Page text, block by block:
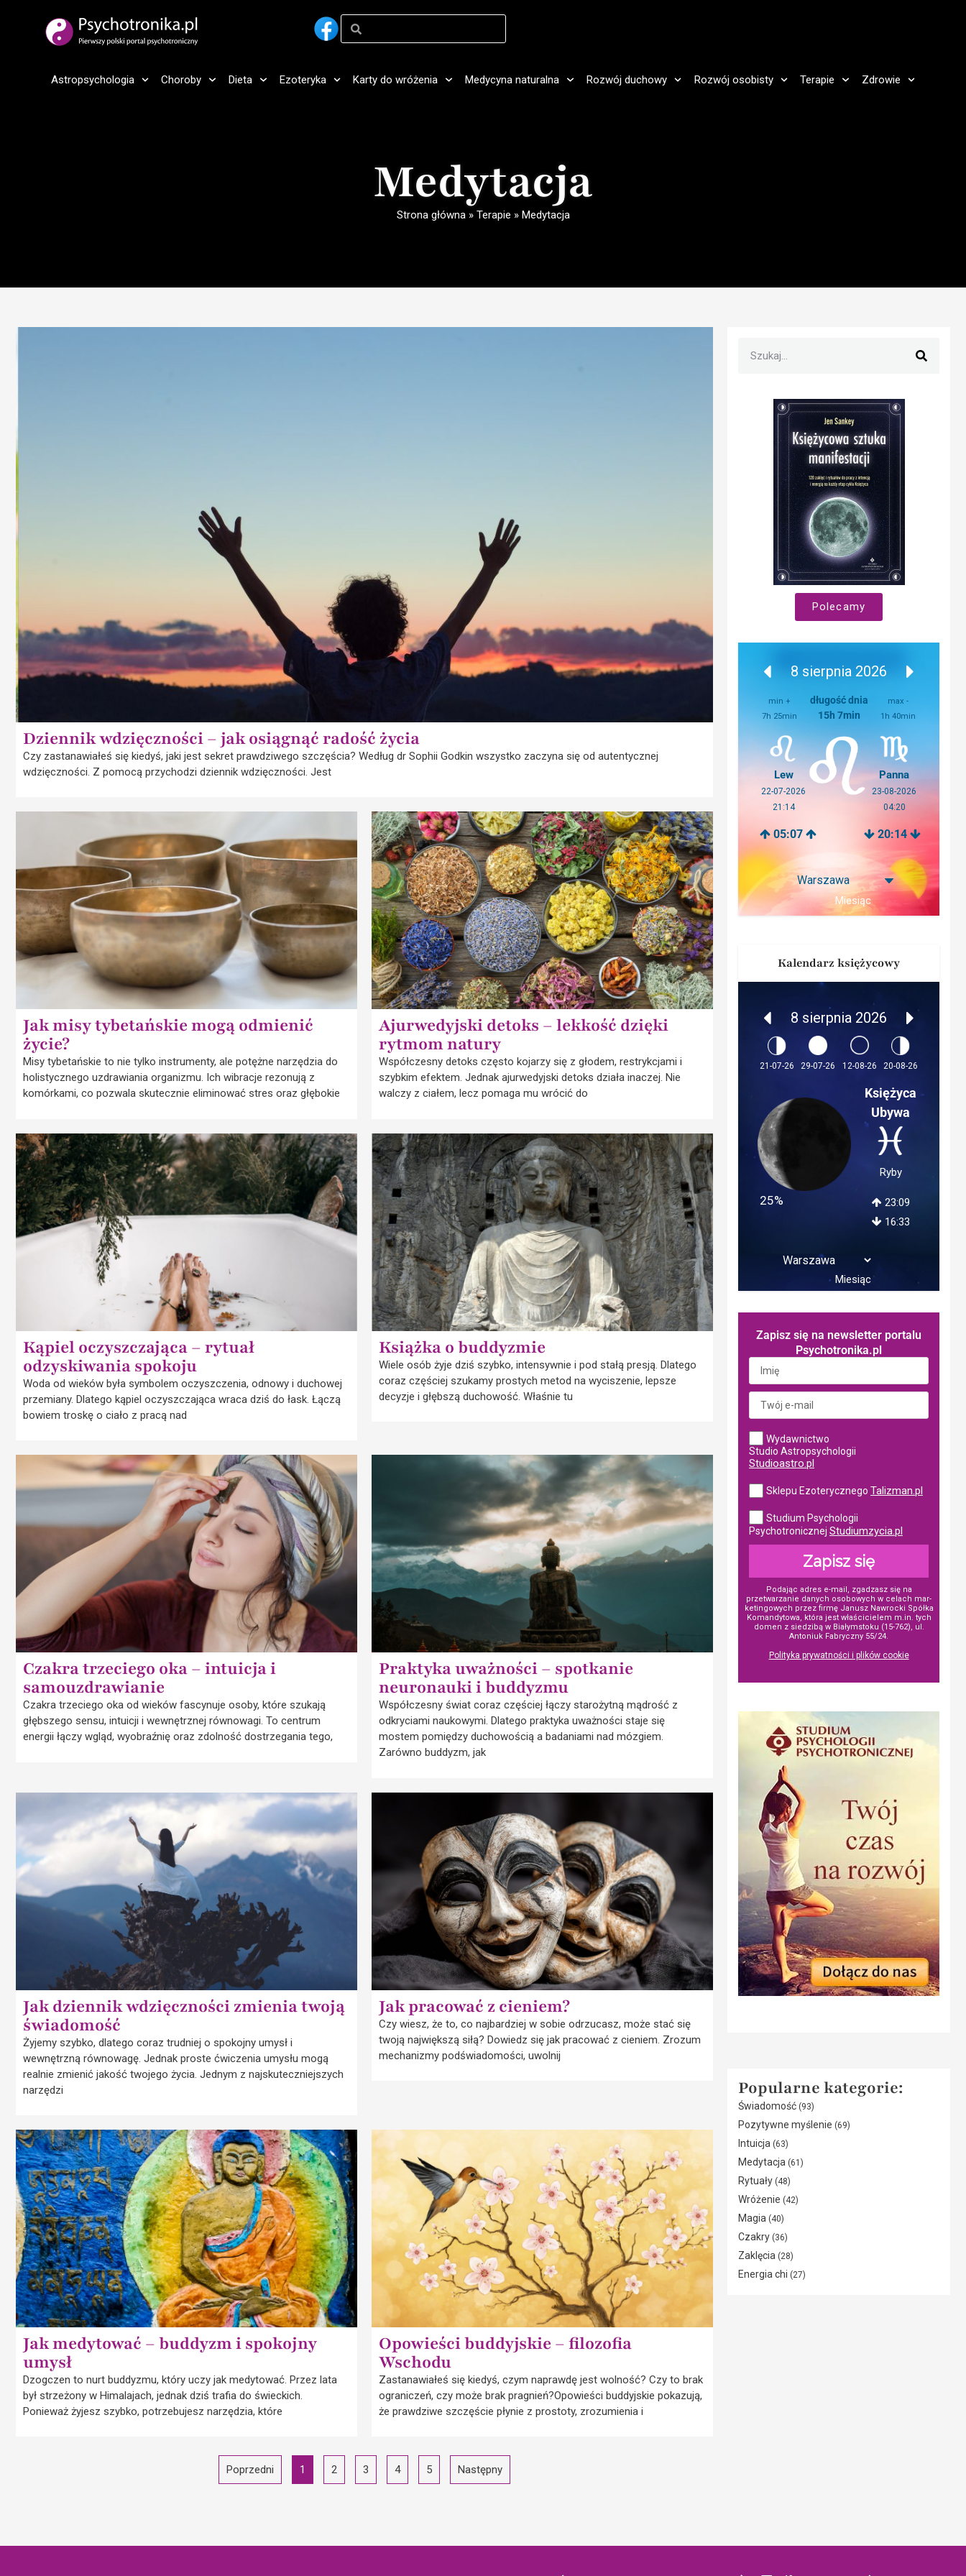
Astropsychologia Choroby Dieta Ezoteryka Karty do wróżenia Medycyna naturalna Rozwój duchowy Rozwój osobisty Terapie Zdrowie
Medytacja
Strona główna» Terapie » Medytacja
Dziennik wdzięczności – jak osiągnąć radość życia
Czy zastanawiałeś się kiedyś, jaki jest sekret prawdziwego szczęścia? Według dr Sophii Godkin wszystko zaczyna się od autentycznej
wdzięczności. Z pomocą przychodzi dziennik wdzięczności. Jest
Jak misy tybetańskie mogą odmienić
życie?
Misy tybetańskie to nie tylko instrumenty, ale potężne narzędzia do
holistycznego uzdrawiania organizmu. Ich wibracje rezonują z
komórkami, co pozwala skutecznie eliminować stres oraz głębokie
Ajurwedyjski detoks – lekkość dzięki
rytmom natury
Współczesny detoks często kojarzy się z głodem, restrykcjami i
szybkim efektem. Jednak ajurwedyjski detoks działa inaczej. Nie
walczy z ciałem, lecz pomaga mu wrócić do
Kąpiel oczyszczająca – rytuał
odzyskiwania spokoju
Woda od wieków była symbolem oczyszczenia, odnowy i duchowej
przemiany. Dlatego kąpiel oczyszczająca wraca dziś do łask. Łączą
bowiem troskę o ciało z pracą nad
Książka o buddyzmie
Wiele osób żyje dziś szybko, intensywnie i pod stałą presją. Dlatego
coraz częściej szukamy prostych metod na wyciszenie, lepsze
decyzje i głębszą duchowość. Właśnie tu
Czakra trzeciego oka – intuicja i
samouzdrawianie
Czakra trzeciego oka od wieków fascynuje osoby, które szukają
głębszego sensu, intuicji i wewnętrznej równowagi. To centrum
energii łączy wgląd, wyobraźnię oraz zdolność dostrzegania tego,
Praktyka uważności – spotkanie
neuronauki i buddyzmu
Współczesny świat coraz częściej łączy starożytną mądrość z
odkryciami naukowymi. Dlatego praktyka uważności staje się
mostem pomiędzy duchowością a badaniami nad mózgiem.
Zarówno buddyzm, jak
Jak dziennik wdzięczności zmienia twoją
świadomość
Żyjemy szybko, dlatego coraz trudniej o spokojny umysł i
wewnętrzną równowagę. Jednak proste ćwiczenia umysłu mogą
realnie zmienić jakość twojego życia. Jednym z najskuteczniejszych
narzędzi
Jak pracować z cieniem?
Czy wiesz, że to, co najbardziej w sobie odrzucasz, może stać się
twoją największą siłą? Dowiedz się jak pracować z cieniem. Zrozum
mechanizmy podświadomości, uwolnij
Jak medytować – buddyzm i spokojny
umysł
Dzogczen to nurt buddyzmu, który uczy jak medytować. Przez lata
był strzeżony w Himalajach, jednak dziś trafia do świeckich.
Ponieważ żyjesz szybko, potrzebujesz narzędzia, które
Opowieści buddyjskie – filozofia
Wschodu
Zastanawiałeś się kiedyś, czym naprawdę jest wolność? Czy to brak
ograniczeń, czy może brak pragnień?Opowieści buddyjskie pokazują,
że prawdziwe szczęście płynie z prostoty, zrozumienia i
Poprzedni 1 2 3 4 5 Następny
Polecamy
8 sierpnia 2026
min +
7h 25min
długość dnia
15h 7min
max -
1h 40min
Lew
22-07-2026
21:14
Panna
23-08-2026
04:20
05:07 20:14
Miesiąc
Kalendarz księżycowy
8 sierpnia 2026
21-07-26 29-07-26 12-08-26 20-08-26
25%
Księżyca
Ubywa
Ryby
23:09
16:33
Miesiąc
Zapisz się na newsletter portalu
Psychotronika.pl
Wydawnictwo
Studio Astropsychologii
Studioastro.pl
Sklepu Ezoterycznego Talizman.pl
Studium Psychologii
Psychotronicznej Studiumzycia.pl
Zapisz się
Podając adres e-mail, zgadzasz się na
przetwarzanie danych osobowych w ce­lach mar­
ke­tin­go­wych przez firmę Janusz Nawrocki Spółka
Komandytowa, która jest właścicielem m.in. tych
domen z siedzibą w Białymstoku (15-762), ul.
Antoniuk Fabryczny 55/24.
Polityka prywatności i plików cookie
Popularne kategorie:
Świadomość (93)
Pozytywne myślenie (69)
Intuicja (63)
Medytacja (61)
Rytuały (48)
Wróżenie (42)
Magia (40)
Czakry (36)
Zaklęcia (28)
Energia chi (27)